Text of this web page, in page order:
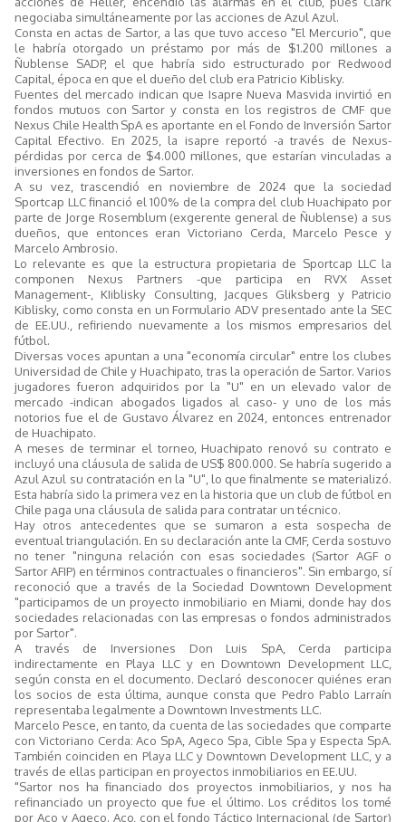
negociaba simultáneamente por las acciones de Azul Azul.
Consta en actas de Sartor, a las que tuvo acceso "El Mercurio", que
le habría otorgado un préstamo por más de $1.200 millones a
Ñublense SADP, el que habría sido estructurado por Redwood
Capital, época en que el dueño del club era Patricio Kiblisky.
Fuentes del mercado indican que Isapre Nueva Masvida invirtió en
fondos mutuos con Sartor y consta en los registros de CMF que
Nexus Chile Health SpA es aportante en el Fondo de Inversión Sartor
Capital Efectivo. En 2025, la isapre reportó -a través de Nexus-
pérdidas por cerca de $4.000 millones, que estarían vinculadas a
inversiones en fondos de Sartor.
A su vez, trascendió en noviembre de 2024 que la sociedad
Sportcap LLC financió el 100% de la compra del club Huachipato por
parte de Jorge Rosemblum (exgerente general de Ñublense) a sus
dueños, que entonces eran Victoriano Cerda, Marcelo Pesce y
Marcelo Ambrosio.
Lo relevante es que la estructura propietaria de Sportcap LLC la
componen Nexus Partners -que participa en RVX Asset
Management-, KIiblisky Consulting, Jacques Gliksberg y Patricio
Kiblisky, como consta en un Formulario ADV presentado ante la SEC
de EE.UU., refiriendo nuevamente a los mismos empresarios del
fútbol.
Diversas voces apuntan a una "economía circular" entre los clubes
Universidad de Chile y Huachipato, tras la operación de Sartor. Varios
jugadores fueron adquiridos por la "U" en un elevado valor de
mercado -indican abogados ligados al caso- y uno de los más
notorios fue el de Gustavo Álvarez en 2024, entonces entrenador
de Huachipato.
A meses de terminar el torneo, Huachipato renovó su contrato e
incluyó una cláusula de salida de US$ 800.000. Se habría sugerido a
Azul Azul su contratación en la "U", lo que finalmente se materializó.
Esta habría sido la primera vez en la historia que un club de fútbol en
Chile paga una cláusula de salida para contratar un técnico.
Hay otros antecedentes que se sumaron a esta sospecha de
eventual triangulación. En su declaración ante la CMF, Cerda sostuvo
no tener "ninguna relación con esas sociedades (Sartor AGF o
Sartor AFIP) en términos contractuales o financieros". Sin embargo, sí
reconoció que a través de la Sociedad Downtown Development
"participamos de un proyecto inmobiliario en Miami, donde hay dos
sociedades relacionadas con las empresas o fondos administrados
por Sartor".
A través de Inversiones Don Luis SpA, Cerda participa
indirectamente en Playa LLC y en Downtown Development LLC,
según consta en el documento. Declaró desconocer quiénes eran
los socios de esta última, aunque consta que Pedro Pablo Larraín
representaba legalmente a Downtown Investments LLC.
Marcelo Pesce, en tanto, da cuenta de las sociedades que comparte
con Victoriano Cerda: Aco SpA, Ageco Spa, Cible Spa y Especta SpA.
También coinciden en Playa LLC y Downtown Development LLC, y a
través de ellas participan en proyectos inmobiliarios en EE.UU.
"Sartor nos ha financiado dos proyectos inmobiliarios, y nos ha
refinanciado un proyecto que fue el último. Los créditos los tomé
por Aco y Ageco. Aco, con el fondo Táctico Internacional (de Sartor)